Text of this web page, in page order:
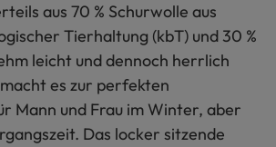
aus 70 % Schurwolle aus
Tierhaltung (kbT) und 30 %
leicht und dennoch herrlich
es zur perfekten
Mann und Frau im Winter, aber
Das locker sitzende